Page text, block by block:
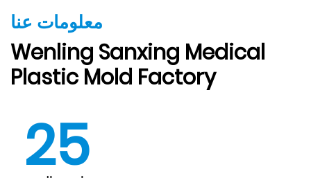
معلومات عنا
Wenling Sanxing Medical
Plastic Mold Factory
25